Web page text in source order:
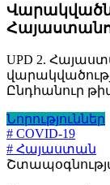
UPD 2.
Ընդհանուր
Նորություններ
# COVID-19
# Հայաստան